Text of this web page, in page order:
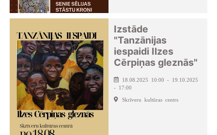
Izstāde
"Tanzānijas
iespaidi Ilzes
Cērpiņas gleznās"
18.08.2025 10:00 - 19.10.2025
- 17:00
Skrīveru kultūras centrs